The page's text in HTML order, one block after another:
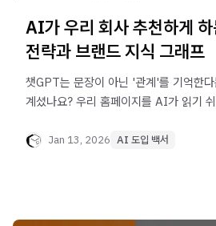
AI가 우리 회사 추천하게
전략과 브랜드 지식 그래프
챗GPT는 문장이 아닌 '관계'를 기억한
계셨나요? 우리 홈페이지를 AI가 읽기
목록에 오르기 위한 GEO의 구체적인 실
Jan 13, 2026 AI 도입 백서